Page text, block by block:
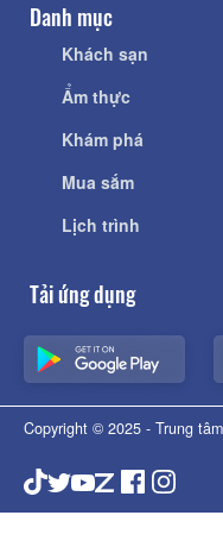
Danh mục
Khách sạn
Ẩm thực
Khám phá
Mua sắm
Lịch trình
Tải ứng dụng
Copyright © 2025 - Trung